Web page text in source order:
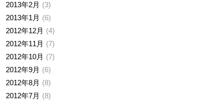
2013年2月
3
2013年1月
6
2012年12月
4
2012年11月
7
2012年10月
7
2012年9月
6
2012年8月
8
2012年7月
8